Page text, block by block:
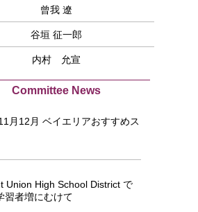
曾我 遼
谷垣 征一郎
内村 允宣
Committee News
月12月 ベイエリアおすすめス
Union High School District で
習者増にむけて